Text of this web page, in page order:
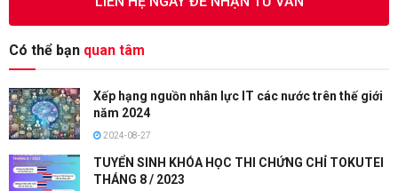
Có thể bạn quan tâm
Xếp hạng nguồn nhân lực IT các nước trên thế giới
năm 2024
2024-08-27
TUYỂN SINH KHÓA HỌC THI CHỨNG CHỈ TOKUTEI
THÁNG 8 / 2023